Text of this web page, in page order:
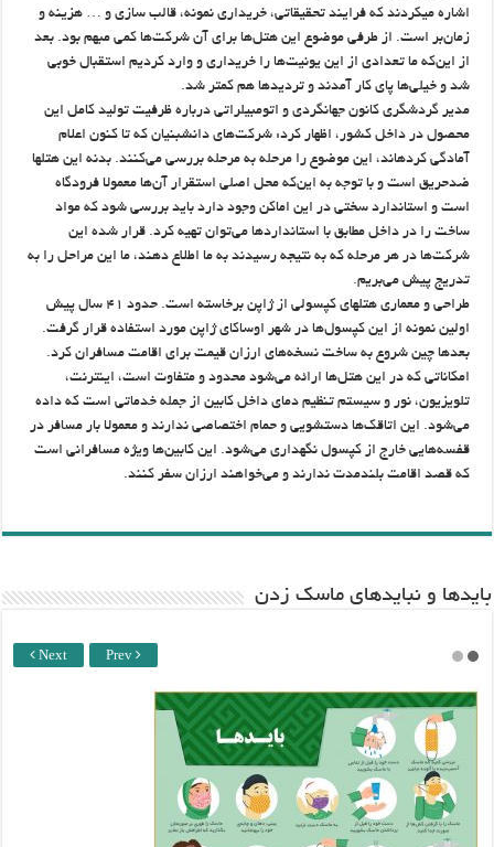
اشاره میکردند که فرایند تحقیقاتی، خریداری نمونه، قالب سازی و … هزینه و
زمان‌بر است. از طرفی موضوع این هتل‌ها برای آن شرکت‌ها کمی مبهم بود. بعد
از این‌که ما تعدادی از این یونیت‌ها را خریداری و وارد کردیم استقبال خوبی
شد و خیلی‌ها پای کار آمدند و تردیدها هم کمتر شد.
مدیر گردشگری کانون جهانگردی و اتومبیلراتی درباره ظرفیت تولید کامل این
محصول در داخل کشور، اظهار کرد: شرکت‌های دانشبنیان که تا کنون اعلام
آمادگی کردهاند، این موضوع را مرحله به مرحله بررسی می‌کنند. بدنه این هتلها
ضدحریق است و با توجه به این‌که محل اصلی استقرار آن‌ها معمولا فرودگاه
است و استاندارد سختی در این اماکن وجود دارد باید بررسی شود که مواد
ساخت را در داخل مطابق با استانداردها می‌توان تهیه کرد. قرار شده این
شرکت‌ها در هر مرحله که به نتیجه رسیدند به ما اطلاع دهند، ما این مراحل را به
تدریج پیش می‌بریم.
طراحی و معماری هتلهای کپسولی از ژاپن برخاسته است. حدود ۴۱ سال پیش
اولین نمونه از این کپسول‌ها در شهر اوساکای ژاپن مورد استفاده قرار گرفت.
بعدها چین شروع به ساخت نسخه‌های ارزان قیمت برای اقامت مسافران کرد.
امکاناتی که در این هتل‌ها ارائه می‌شود محدود و متفاوت است، اینترنت،
تلویزیون، نور و سیستم تنظیم دمای داخل کابین از جمله خدماتی است که داده
می‌شود. این اتاقک‌ها دستشویی و حمام اختصاصی ندارند و معمولا بار مسافر در
قفسه‌هایی خارج از کپسول نگهداری می‌شود. این کابین‌ها ویژه مسافرانی است
که قصد اقامت بلندمدت ندارند و می‌خواهند ارزان سفر کنند.
باید‌ها و نبایدهای ماسک زدن
Next Prev